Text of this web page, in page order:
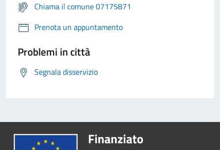
Chiama il comune 07175871
Prenota un appuntamento
Problemi in città
Segnala disservizio